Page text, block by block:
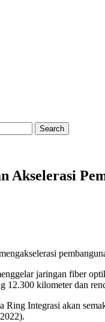
Akselerasi
jaringan fiber
12.300 kilometer dan
Ring Integrasi akan